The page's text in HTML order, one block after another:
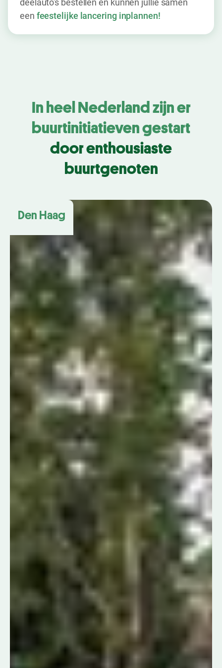
deelauto's bestellen en kunnen jullie samen
een feestelijke lancering inplannen!
In heel Nederland zijn er
buurtinitiatieven gestart
door enthousiaste
buurtgenoten
Den Haag